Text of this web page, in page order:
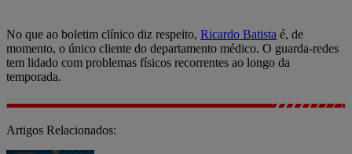
No que ao boletim clínico diz respeito, Ricardo Batista é, de
momento, o único cliente do departamento médico. O guarda-redes
tem lidado com problemas físicos recorrentes ao longo da
temporada.
Artigos Relacionados: